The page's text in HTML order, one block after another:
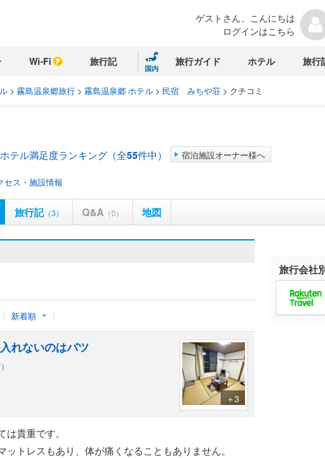
ゲストさん、こんにちは
ログインはこちら
Wi-Fi 旅行記
国内
旅行ガイド ホテル 旅行
> 霧島温泉郷旅行 > 霧島温泉郷 ホテル > 民宿 みちや荘 > クチコミ
テル満足度ランキング（全55件中） 宿泊施設オーナー様へ
セス・施設情報
旅行記（3） Q&A （0） 地図
新着順
れないのはバツ
＋3
貴重です。
トレスもあり、体が痛くなることもありません。
旅行会社